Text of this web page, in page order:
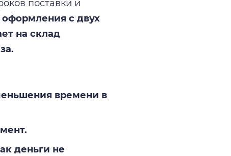
поставки и
с двух
на склад
времени в
деньги не